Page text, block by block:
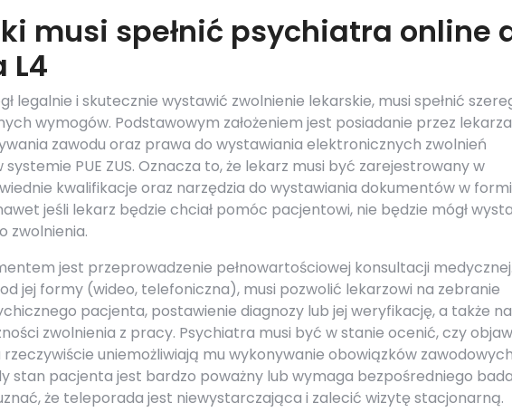
musi spełnić psychiatra online
L4
legalnie i skutecznie wystawić zwolnienie lekarskie, musi spełnić
wymogów. Podstawowym założeniem jest posiadanie przez lekarza
zawodu oraz prawa do wystawiania elektronicznych zwolnień
PUE ZUS. Oznacza to, że lekarz musi być zarejestrowany w
kwalifikacje oraz narzędzia do wystawiania dokumentów w
jeśli lekarz będzie chciał pomóc pacjentowi, nie będzie mógł
zwolnienia.
jest przeprowadzenie pełnowartościowej konsultacji medycznej.
jej formy (wideo, telefoniczna), musi pozwolić lekarzowi na zebranie
pacjenta, postawienie diagnozy lub jej weryfikację, a także na
zwolnienia z pracy. Psychiatra musi być w stanie ocenić, czy
uniemożliwiają mu wykonywanie obowiązków
stan pacjenta jest bardzo poważny lub wymaga bezpośredniego
że teleporada jest niewystarczająca i zalecić wizytę stacjonarną.